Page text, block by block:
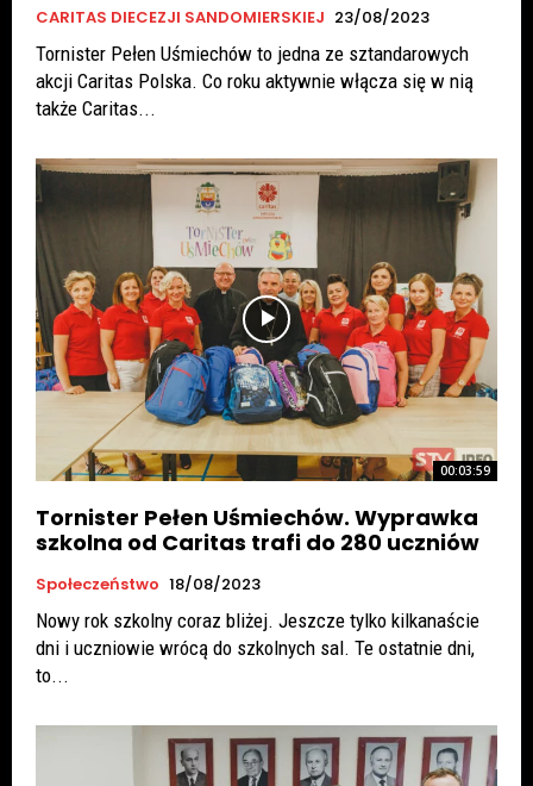
CARITAS DIECEZJI SANDOMIERSKIEJ 23/08/2023
Tornister Pełen Uśmiechów to jedna ze sztandarowych
akcji Caritas Polska. Co roku aktywnie włącza się w nią
także Caritas...
00:03:59
Tornister Pełen Uśmiechów. Wyprawka
szkolna od Caritas trafi do 280 uczniów
Społeczeństwo 18/08/2023
Nowy rok szkolny coraz bliżej. Jeszcze tylko kilkanaście
dni i uczniowie wrócą do szkolnych sal. Te ostatnie dni,
to...